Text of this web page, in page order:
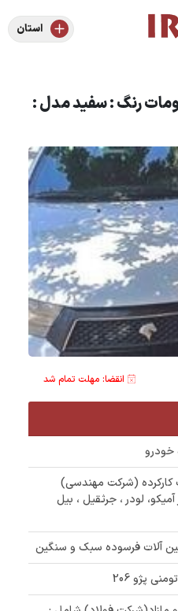
استان
رنگ : سفید مدل :
انقضا: مهلت تمام شد
آلات کارکرده (شرکت مهندسی)
میکسر آمیکو، لودر ، جرثقیل ، بیل